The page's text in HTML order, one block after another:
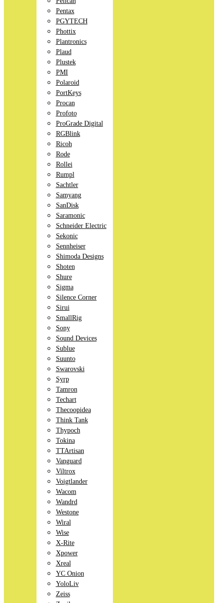
Pentax
PGYTECH
Phottix
Plantronics
Plaud
Plustek
PMI
Polaroid
PortKeys
Procan
Profoto
ProGrade Digital
RGBlink
Ricoh
Rode
Rollei
Rumpl
Sachtler
Samyang
SanDisk
Saramonic
Schneider Electric
Sekonic
Sennheiser
Shimoda Designs
Shoten
Shure
Sigma
Silence Corner
Sirui
SmallRig
Sony
Sound Devices
Sublue
Suunto
Swarovski
Syrp
Tamron
Techart
Thecoopidea
Think Tank
Thypoch
Tokina
TTArtisan
Vanguard
Viltrox
Voigtlander
Wacom
Wandrd
Westone
Wiral
Wise
X-Rite
Xpower
Xreal
YC Onion
YoloLiv
Zeiss